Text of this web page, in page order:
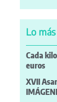
Lo
Cada
euros
XVII